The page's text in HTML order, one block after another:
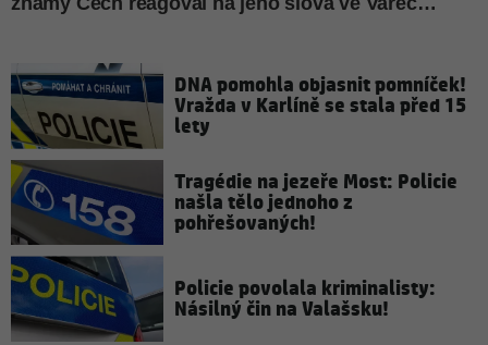
DNA pomohla objasnit pomníček!
Vražda v Karlíně se stala před 15
lety
Tragédie na jezeře Most: Policie
našla tělo jednoho z
pohřešovaných!
Policie povolala kriminalisty:
Násilný čin na Valašsku!